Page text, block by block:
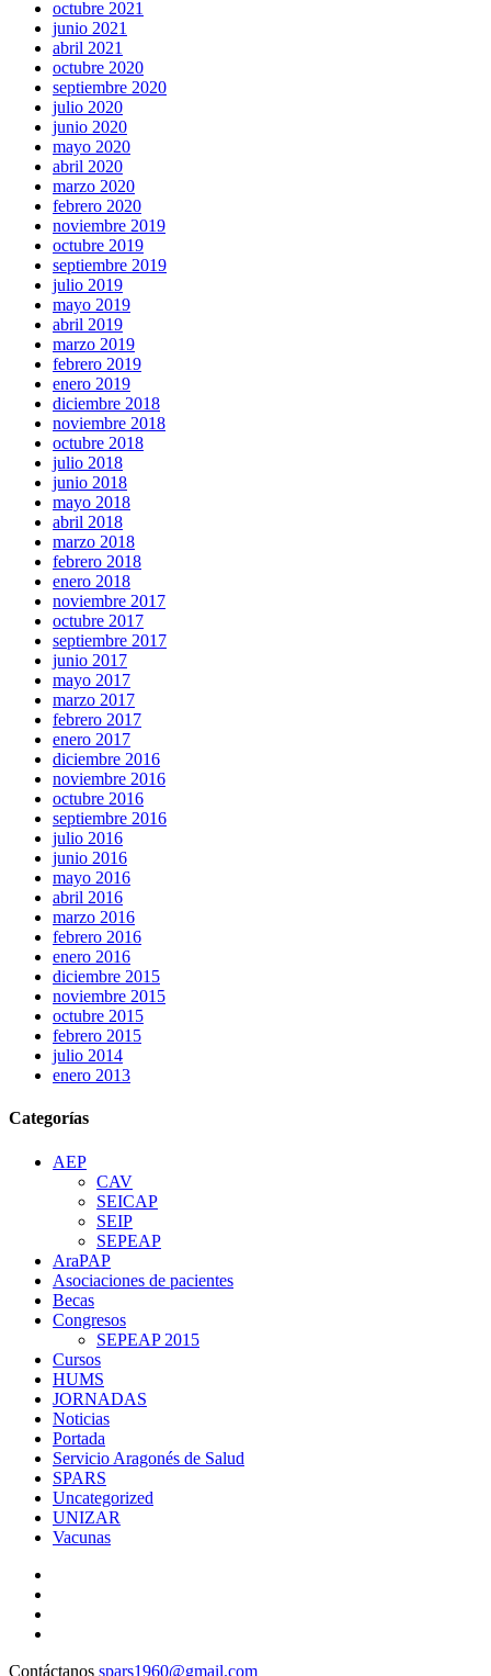
octubre 2021
junio 2021
abril 2021
octubre 2020
septiembre 2020
julio 2020
junio 2020
mayo 2020
abril 2020
marzo 2020
febrero 2020
noviembre 2019
octubre 2019
septiembre 2019
julio 2019
mayo 2019
abril 2019
marzo 2019
febrero 2019
enero 2019
diciembre 2018
noviembre 2018
octubre 2018
julio 2018
junio 2018
mayo 2018
abril 2018
marzo 2018
febrero 2018
enero 2018
noviembre 2017
octubre 2017
septiembre 2017
junio 2017
mayo 2017
marzo 2017
febrero 2017
enero 2017
diciembre 2016
noviembre 2016
octubre 2016
septiembre 2016
julio 2016
junio 2016
mayo 2016
abril 2016
marzo 2016
febrero 2016
enero 2016
diciembre 2015
noviembre 2015
octubre 2015
febrero 2015
julio 2014
enero 2013
Categorías
AEP
CAV
SEICAP
SEIP
SEPEAP
AraPAP
Asociaciones de pacientes
Becas
Congresos
SEPEAP 2015
Cursos
HUMS
JORNADAS
Noticias
Portada
Servicio Aragonés de Salud
SPARS
Uncategorized
UNIZAR
Vacunas
Contáctanos spars1960@gmail.com